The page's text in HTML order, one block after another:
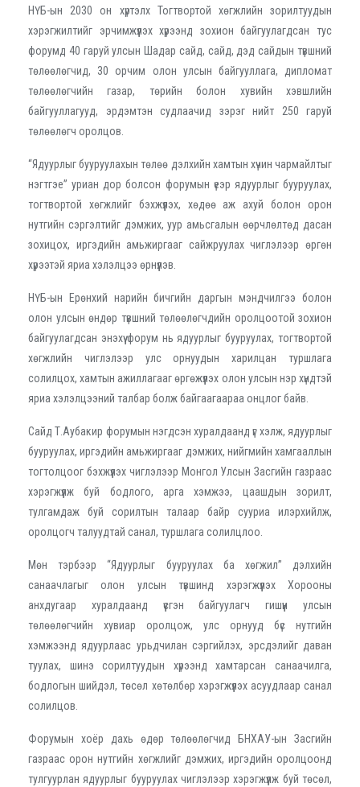
НҮБ-ын 2030 он хүртэлх Тогтвортой хөгжлийн зорилтуудын
хэрэгжилтийг эрчимжүүлэх хүрээнд зохион байгуулагдсан тус
форумд 40 гаруй улсын Шадар сайд, сайд, дэд сайдын түвшний
төлөөлөгчид, 30 орчим олон улсын байгууллага, дипломат
төлөөлөгчийн газар, төрийн болон хувийн хэвшлийн
байгууллагууд, эрдэмтэн судлаачид зэрэг нийт 250 гаруй
төлөөлөгч оролцов.
“Ядуурлыг бууруулахын төлөө дэлхийн хамтын хүчин чармайлтыг
нэгтгэе” уриан дор болсон форумын үеэр ядуурлыг бууруулах,
тогтвортой хөгжлийг бэхжүүлэх, хөдөө аж ахуй болон орон
нутгийн сэргэлтийг дэмжих, уур амьсгалын өөрчлөлтөд дасан
зохицох, иргэдийн амьжиргааг сайжруулах чиглэлээр өргөн
хүрээтэй яриа хэлэлцээ өрнүүлэв.
НҮБ-ын Ерөнхий нарийн бичгийн даргын мэндчилгээ болон
олон улсын өндөр түвшний төлөөлөгчдийн оролцоотой зохион
байгуулагдсан энэхүү форум нь ядуурлыг бууруулах, тогтвортой
хөгжлийн чиглэлээр улс орнуудын харилцан туршлага
солилцох, хамтын ажиллагааг өргөжүүлэх олон улсын нэр хүндтэй
яриа хэлэлцээний талбар болж байгаагаараа онцлог байв.
Сайд Т.Аубакир форумын нэгдсэн хуралдаанд үг хэлж, ядуурлыг
бууруулах, иргэдийн амьжиргааг дэмжих, нийгмийн хамгааллын
тогтолцоог бэхжүүлэх чиглэлээр Монгол Улсын Засгийн газраас
хэрэгжүүлж буй бодлого, арга хэмжээ, цаашдын зорилт,
тулгамдаж буй сорилтын талаар байр сууриа илэрхийлж,
оролцогч талуудтай санал, туршлага солилцлоо.
Мөн тэрбээр “Ядуурлыг бууруулах ба хөгжил” дэлхийн
санаачлагыг олон улсын түвшинд хэрэгжүүлэх Хорооны
анхдугаар хуралдаанд үүсгэн байгуулагч гишүүн улсын
төлөөлөгчийн хувиар оролцож, улс орнууд бүс нутгийн
хэмжээнд ядуурлаас урьдчилан сэргийлэх, эрсдэлийг даван
туулах, шинэ сорилтуудын хүрээнд хамтарсан санаачилга,
бодлогын шийдэл, төсөл хөтөлбөр хэрэгжүүлэх асуудлаар санал
солилцов.
Форумын хоёр дахь өдөр төлөөлөгчид БНХАУ-ын Засгийн
газраас орон нутгийн хөгжлийг дэмжих, иргэдийн оролцоонд
тулгуурлан ядуурлыг бууруулах чиглэлээр хэрэгжүүлж буй төсөл,